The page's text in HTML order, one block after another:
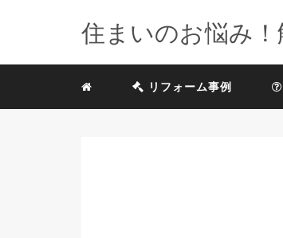
住まいのお悩み！
リフォーム事例